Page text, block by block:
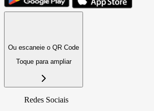
Ou escaneie o QR Code
Toque para ampliar
Redes Sociais